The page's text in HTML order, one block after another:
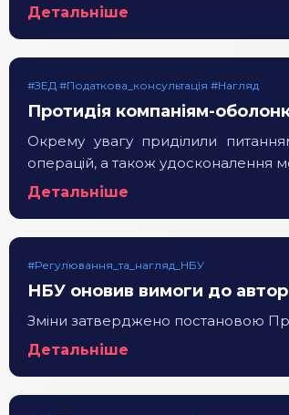
Детальніше
#ЗЕД #Податкова_консультація #Нагляд
Протидія компаніям-
Окрему увагу приділили
операцій, а також удосконалення
Детальніше
#Регулювання_та_нагляд_НБУ
НБУ оновив вимоги до
Зміни затверджено постановою
Детальніше